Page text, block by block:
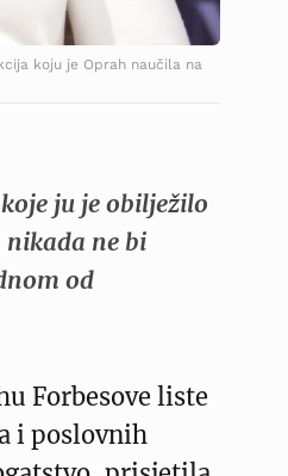
koju je Oprah naučila na
ju je obilježilo
ne bi
od
Forbesove liste
i poslovnih